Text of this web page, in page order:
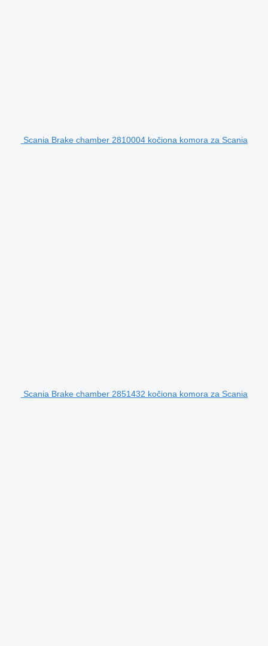
Scania Brake chamber 2810004 kočiona komora za Scania
Scania Brake chamber 2851432 kočiona komora za Scania